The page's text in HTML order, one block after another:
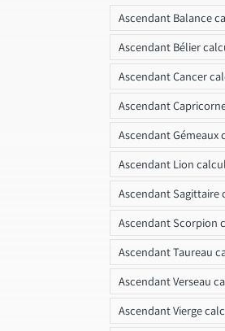
Ascendant Balance
Ascendant Bélier
Ascendant Cancer
Ascendant
Ascendant Gémeaux
Ascendant Lion calcul
Ascendant Sagittaire
Ascendant Scorpion
Ascendant Taureau
Ascendant Verseau
Ascendant Vierge